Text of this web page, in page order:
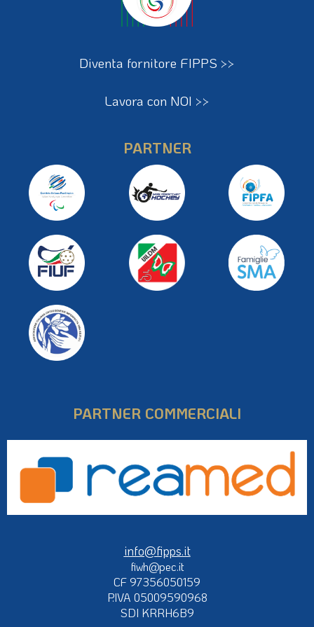
Diventa fornitore FIPPS >>
Lavora con NOI >>
PARTNER
PARTNER COMMERCIALI
info@fipps.it
fiwh@pec.it
CF 97356050159
P.IVA 05009590968
SDI KRRH6B9